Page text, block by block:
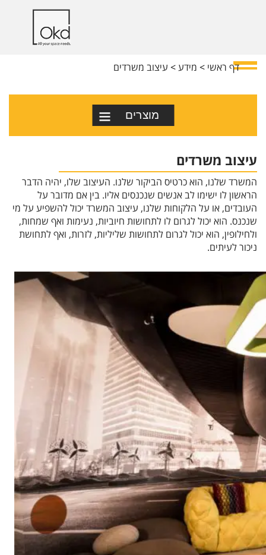
עיצוב משרדים <מידע < דף ראשי
עיצוב משרדים
המשרד שלנו, הוא כרטיס הביקור שלנו. העיצוב שלו, יהיה הדבר
הראשון לו ישימו לב אנשים שנכנסים אליו. בין אם מדובר על
העובדים, או על הלקוחות שלנו, עיצוב המשרד יכול להשפיע על מי
שנכנס. הוא יכול לגרום לו לתחושות חיוביות, נעימות ואף שמחות,
ולחילופין, הוא יכול לגרום לתחושות שליליות, לזרות, ואף לתחושת
ניכור לעיתים.
מוצרים